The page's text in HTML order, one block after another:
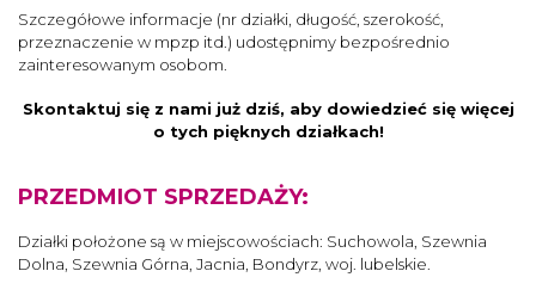
Szczegółowe informacje (nr działki, długość, szerokość,
przeznaczenie w mpzp itd.) udostępnimy bezpośrednio
zainteresowanym osobom.
Skontaktuj się z nami już dziś, aby dowiedzieć się więcej
o tych pięknych działkach!
PRZEDMIOT SPRZEDAŻY:
Działki położone są w miejscowościach: Suchowola, Szewnia
Dolna, Szewnia Górna, Jacnia, Bondyrz, woj. lubelskie.